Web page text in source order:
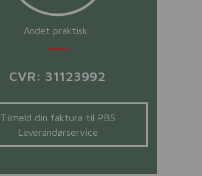
Andet praktisk:
CVR: 31123992
Tilmeld din faktura til PBS
Leverandørservice